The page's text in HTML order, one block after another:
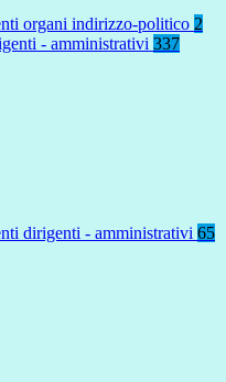
organi indirizzo-politico 2
- amministrativi 337
dirigenti - amministrativi 65